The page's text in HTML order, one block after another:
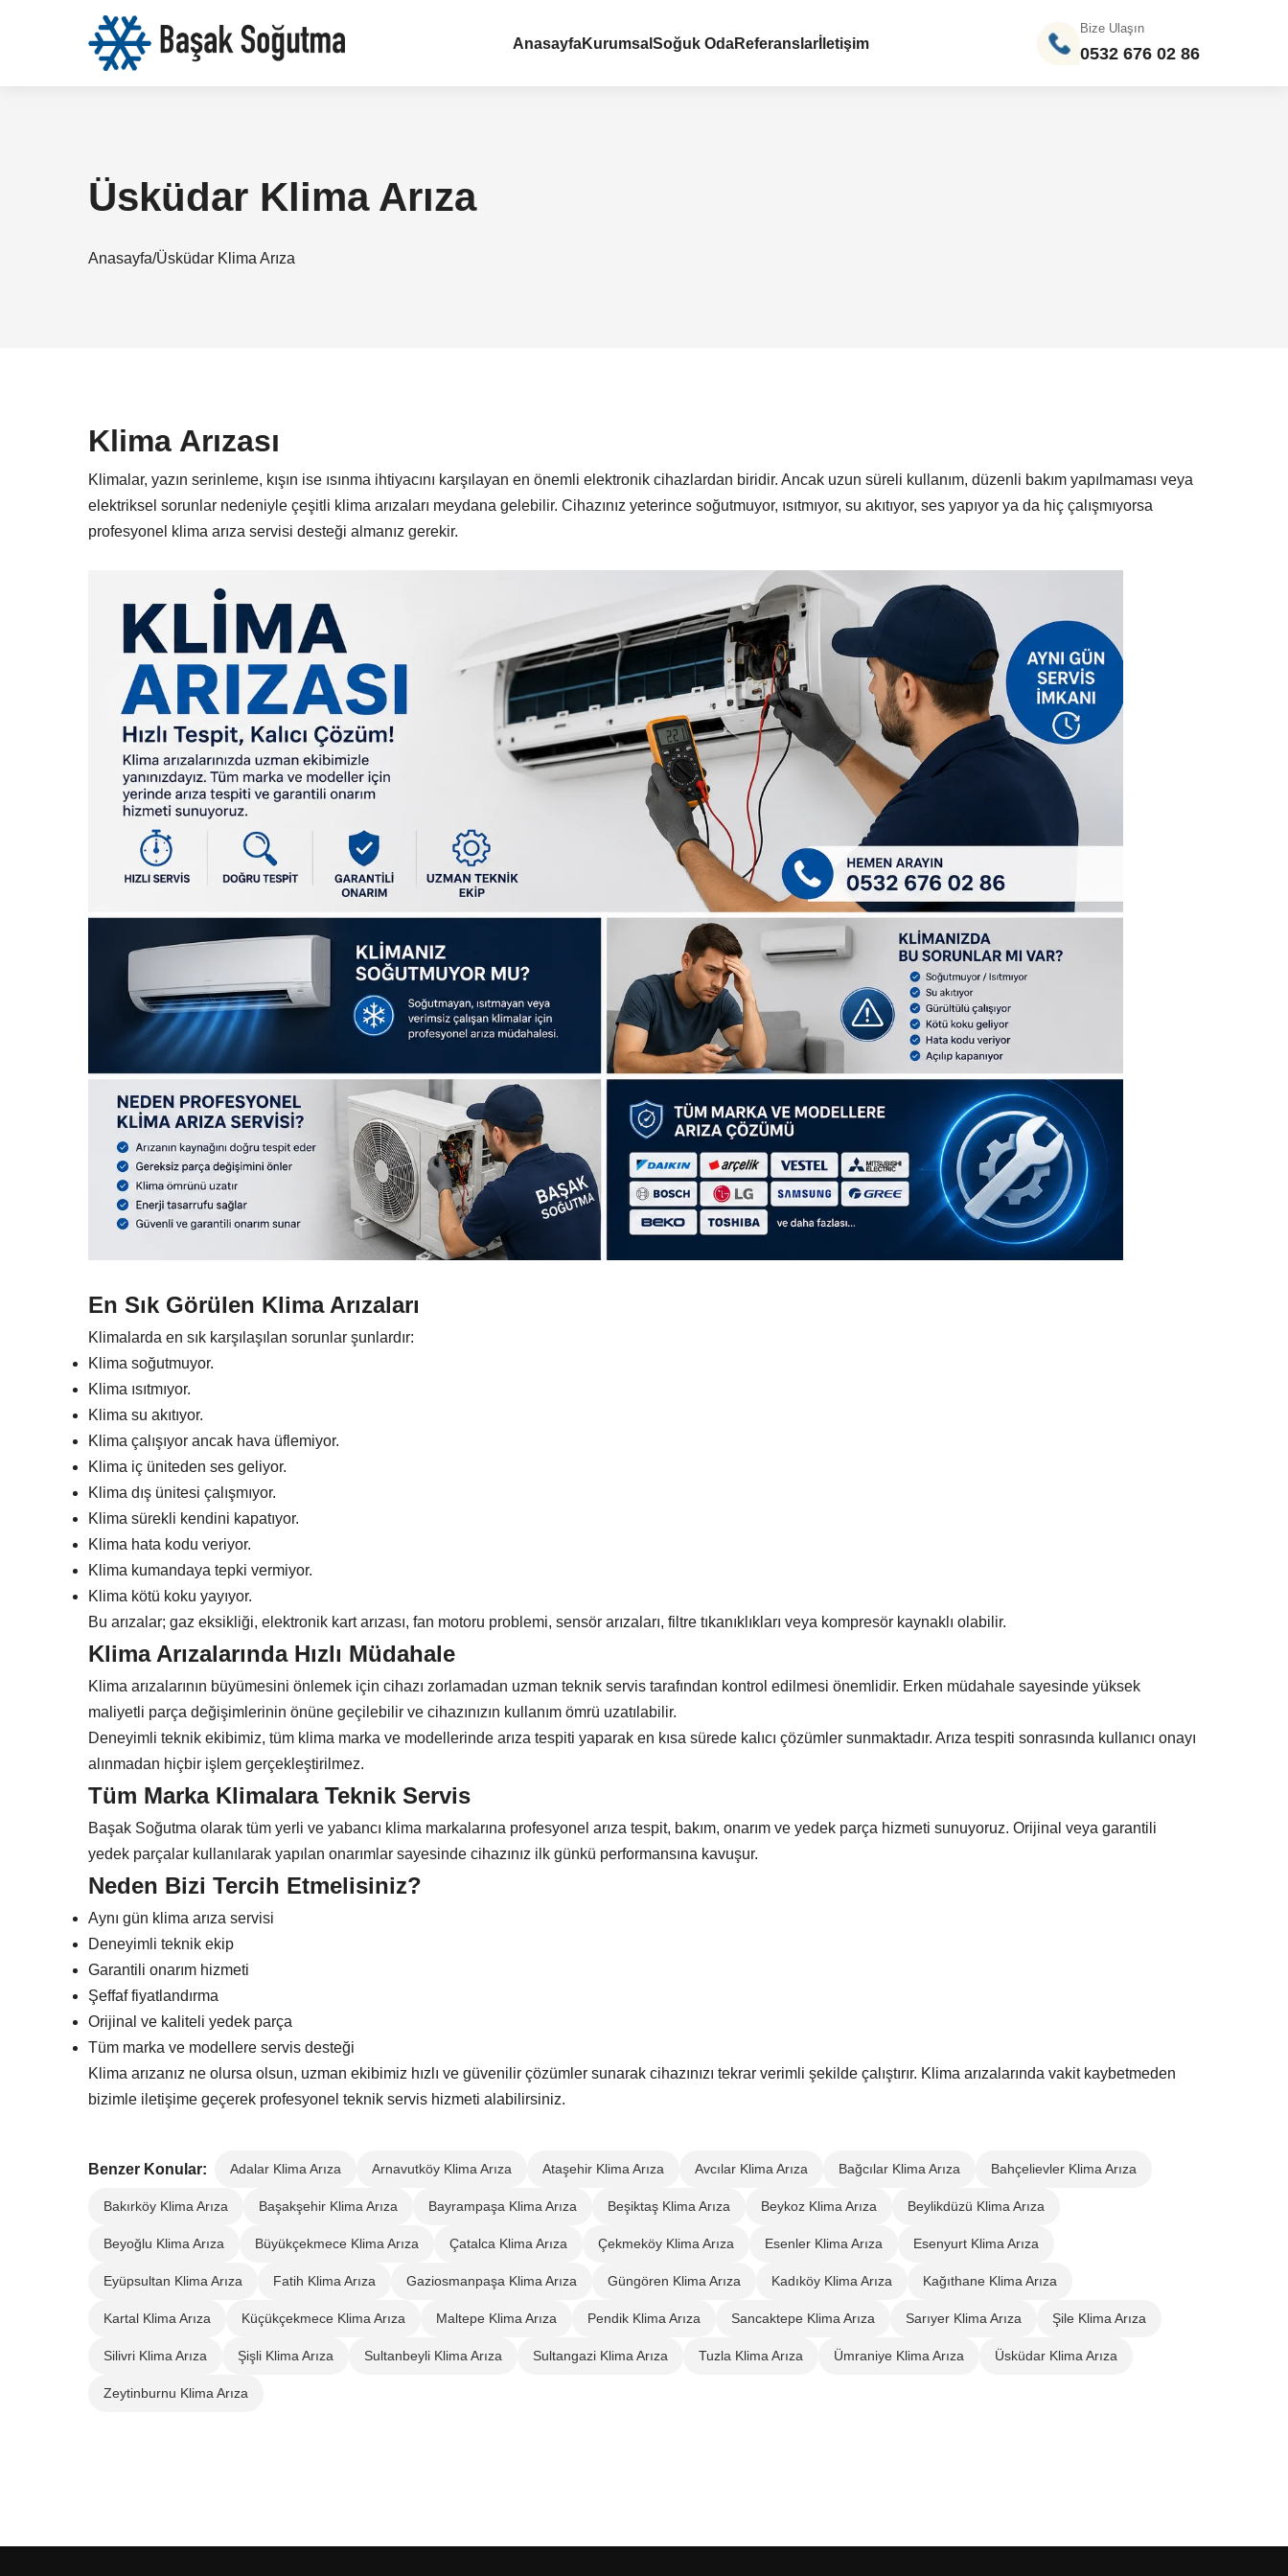
AnasayfaKurumsalSoğuk OdaReferanslar İletişim
Bize Ulaşın
0532 676 02 86
Üsküdar Klima Arıza
Anasayfa/Üsküdar Klima Arıza
Klima Arızası
Klimalar, yazın serinleme, kışın ise ısınma ihtiyacını karşılayan en önemli elektronik cihazlardan biridir. Ancak uzun süreli kullanım, düzenli bakım yapılmaması veya
elektriksel sorunlar nedeniyle çeşitli klima arızaları meydana gelebilir. Cihazınız yeterince soğutmuyor, ısıtmıyor, su akıtıyor, ses yapıyor ya da hiç çalışmıyorsa
profesyonel klima arıza servisi desteği almanız gerekir.
En Sık Görülen Klima Arızaları
Klimalarda en sık karşılaşılan sorunlar şunlardır:
Klima soğutmuyor.
Klima ısıtmıyor.
Klima su akıtıyor.
Klima çalışıyor ancak hava üflemiyor.
Klima iç üniteden ses geliyor.
Klima dış ünitesi çalışmıyor.
Klima sürekli kendini kapatıyor.
Klima hata kodu veriyor.
Klima kumandaya tepki vermiyor.
Klima kötü koku yayıyor.
Bu arızalar; gaz eksikliği, elektronik kart arızası, fan motoru problemi, sensör arızaları, filtre tıkanıklıkları veya kompresör kaynaklı olabilir.
Klima Arızalarında Hızlı Müdahale
Klima arızalarının büyümesini önlemek için cihazı zorlamadan uzman teknik servis tarafından kontrol edilmesi önemlidir. Erken müdahale sayesinde yüksek
maliyetli parça değişimlerinin önüne geçilebilir ve cihazınızın kullanım ömrü uzatılabilir.
Deneyimli teknik ekibimiz, tüm klima marka ve modellerinde arıza tespiti yaparak en kısa sürede kalıcı çözümler sunmaktadır. Arıza tespiti sonrasında kullanıcı onayı
alınmadan hiçbir işlem gerçekleştirilmez.
Tüm Marka Klimalara Teknik Servis
Başak Soğutma olarak tüm yerli ve yabancı klima markalarına profesyonel arıza tespit, bakım, onarım ve yedek parça hizmeti sunuyoruz. Orijinal veya garantili
yedek parçalar kullanılarak yapılan onarımlar sayesinde cihazınız ilk günkü performansına kavuşur.
Neden Bizi Tercih Etmelisiniz?
Aynı gün klima arıza servisi
Deneyimli teknik ekip
Garantili onarım hizmeti
Şeffaf fiyatlandırma
Orijinal ve kaliteli yedek parça
Tüm marka ve modellere servis desteği
Klima arızanız ne olursa olsun, uzman ekibimiz hızlı ve güvenilir çözümler sunarak cihazınızı tekrar verimli şekilde çalıştırır. Klima arızalarında vakit kaybetmeden
bizimle iletişime geçerek profesyonel teknik servis hizmeti alabilirsiniz.
Benzer Konular: Adalar Klima Arıza Arnavutköy Klima Arıza Ataşehir Klima Arıza Avcılar Klima Arıza Bağcılar Klima Arıza Bahçelievler Klima Arıza
Bakırköy Klima Arıza Başakşehir Klima Arıza Bayrampaşa Klima Arıza Beşiktaş Klima Arıza Beykoz Klima Arıza Beylikdüzü Klima Arıza
Beyoğlu Klima Arıza Büyükçekmece Klima Arıza Çatalca Klima Arıza Çekmeköy Klima Arıza Esenler Klima Arıza Esenyurt Klima Arıza
Eyüpsultan Klima Arıza Fatih Klima Arıza Gaziosmanpaşa Klima Arıza Güngören Klima Arıza Kadıköy Klima Arıza Kağıthane Klima Arıza
Kartal Klima Arıza Küçükçekmece Klima Arıza Maltepe Klima Arıza Pendik Klima Arıza Sancaktepe Klima Arıza Sarıyer Klima Arıza Şile Klima Arıza
Silivri Klima Arıza Şişli Klima Arıza Sultanbeyli Klima Arıza Sultangazi Klima Arıza Tuzla Klima Arıza Ümraniye Klima Arıza Üsküdar Klima Arıza
Zeytinburnu Klima Arıza